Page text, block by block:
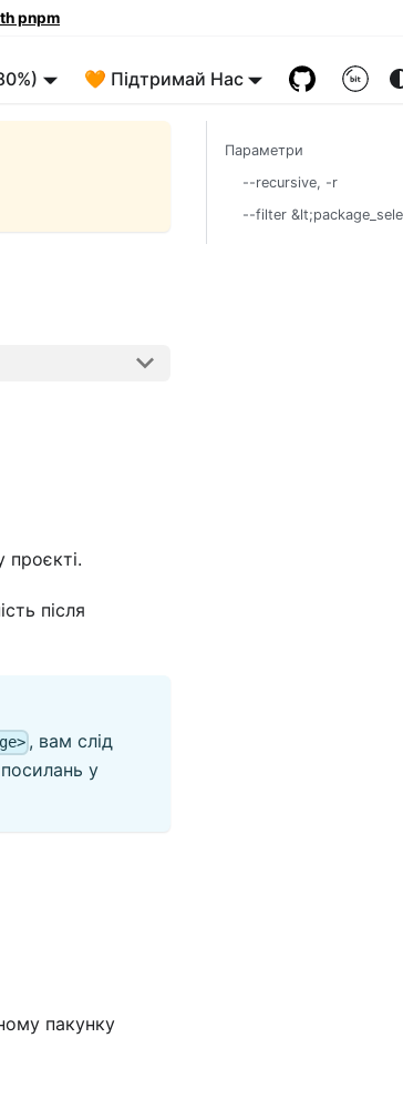
pnpm
🧡 Підтримай Нас
проєкті.
після
, вам слід
у
пакунку
Параметри
--recursive, -r
--filter